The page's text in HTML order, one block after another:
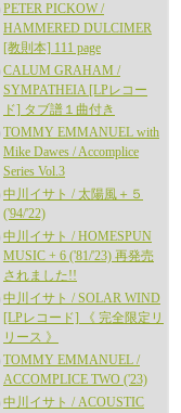
PETER PICKOW /
HAMMERED DULCIMER
[教則本] 111 page
CALUM GRAHAM /
SYMPATHEIA [LPレコー
ド] タブ譜１曲付き
TOMMY EMMANUEL with
Mike Dawes / Accomplice
Series Vol.3
中川イサト / 太陽風＋５
('94/'22)
中川イサト / HOMESPUN
MUSIC + 6 ('81/'23) 再発売
されました!!
中川イサト / SOLAR WIND
[LPレコード] 《 完全限定リ
リース 》
TOMMY EMMANUEL /
ACCOMPLICE TWO ('23)
中川イサト / ACOUSTIC